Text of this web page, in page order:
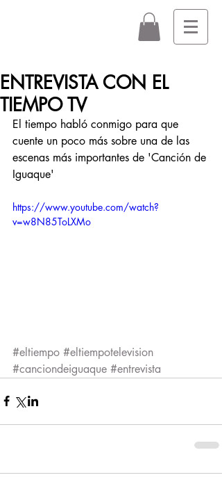
ENTREVISTA CON EL
TIEMPO TV
El tiempo habló conmigo para que
cuente un poco más sobre una de las
escenas más importantes de 'Canción de
Iguaque'
https://www.youtube.com/watch?
v=w8N85ToLXMo
#eltiempo #eltiempotelevision
#canciondeiguaque #entrevista